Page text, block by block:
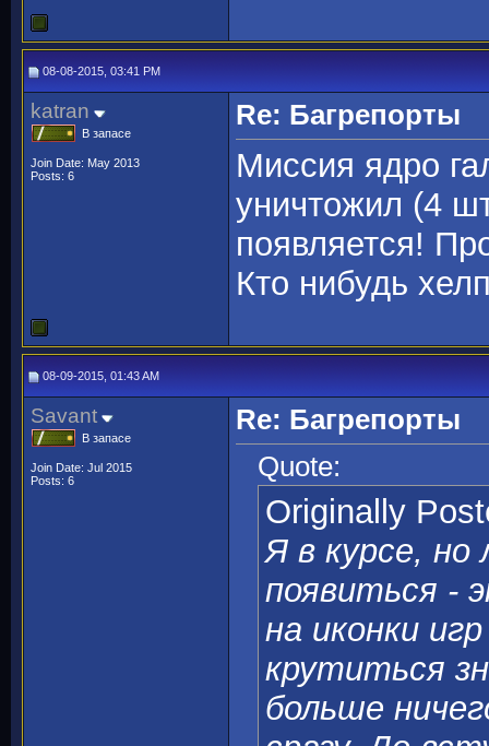
08-08-2015, 03:41 PM
katran
В запасе
Join Date: May 2013
Posts: 6
Re: Багрепорты
Миссия ядро
уничтожил (4
появляется!
Кто нибудь
08-09-2015, 01:43 AM
Savant
В запасе
Join Date: Jul 2015
Posts: 6
Re: Багрепорты
Quote:
Originally
Я в курсе, но
появиться -
на иконки
крутиться
больше